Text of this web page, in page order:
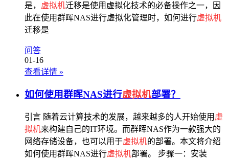
是， 虚拟机迁移是使用虚拟化技术的必备操作之一，因
此在使用群晖NAS进行虚拟化管理时，如何进行虚拟机
迁移是
问答
01-16
查看详情 »
如何使用群晖NAS进行虚拟机部署？
引言 随着云计算技术的发展，越来越多的人开始使用 虚
拟机来构建自己的IT环境。而群晖NAS作为一款强大的
网络存储设备，也可以用于虚拟机的部署。本文将介绍
如何使用群晖NAS进行虚拟机部署。 步骤一：安装